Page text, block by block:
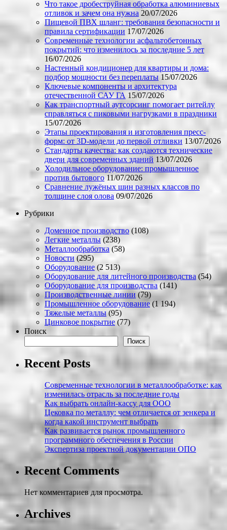
Что такое дробеструйная обработка алюминиевых
отливок и зачем она нужна 20/07/2026
Пищевой ПВХ шланг: требования безопасности и
правила сертификации 17/07/2026
Современные технологии асфальтобетонных
покрытий: что изменилось за последние 5 лет
16/07/2026
Настенный кондиционер для квартиры и дома:
подбор мощности без переплаты 15/07/2026
Ключевые компоненты и архитектура
отечественной САУ ГА 15/07/2026
Как транспортный аутсорсинг помогает ритейлу
справляться с пиковыми нагрузками в праздники
15/07/2026
Этапы проектирования и изготовления пресс-
форм: от 3D-модели до первой отливки 13/07/2026
Стандарты качества: как создаются технические
двери для современных зданий 13/07/2026
Холодильное оборудование: промышленное
против бытового 11/07/2026
Сравнение лужёных шин разных классов по
толщине слоя олова 09/07/2026
Рубрики
Доменное производство (108)
Легкие металлы (238)
Металлообработка (58)
Новости (295)
Оборудование (2 513)
Оборудование для литейного производства (54)
Оборудование для производства (141)
Производственные линии (79)
Промышленное оборудование(1 194)
Тяжелые металлы (95)
Цинковое покрытие (77)
Поиск
Поиск
Recent Posts
Современные технологии в металлообработке: как
изменилась отрасль за последние годы
Как выбрать онлайн-кассу для ООО
Цековка по металлу: чем отличается от зенкера и
когда какой инструмент выбрать
Как развивается рынок промышленного
программного обеспечения в России
Экспертиза проектной документации ОПО
Recent Comments
Нет комментариев для просмотра.
Archives